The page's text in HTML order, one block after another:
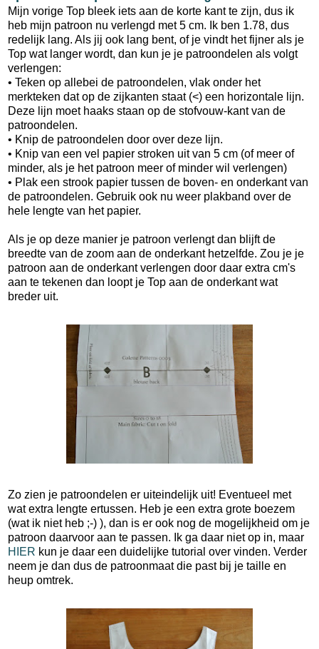
Mijn vorige Top bleek iets aan de korte kant te zijn, dus ik
heb mijn patroon nu verlengd met 5 cm. Ik ben 1.78, dus
redelijk lang. Als jij ook lang bent, of je vindt het fijner als je
Top wat langer wordt, dan kun je je patroondelen als volgt
verlengen:
• Teken op allebei de patroondelen, vlak onder het
merkteken dat op de zijkanten staat (<) een horizontale lijn.
Deze lijn moet haaks staan op de stofvouw-kant van de
patroondelen.
• Knip de patroondelen door over deze lijn.
• Knip van een vel papier stroken uit van 5 cm (of meer of
minder, als je het patroon meer of minder wil verlengen)
• Plak een strook papier tussen de boven- en onderkant van
de patroondelen. Gebruik ook nu weer plakband over de
hele lengte van het papier.
Als je op deze manier je patroon verlengt dan blijft de
breedte van de zoom aan de onderkant hetzelfde. Zou je je
patroon aan de onderkant verlengen door daar extra cm's
aan te tekenen dan loopt je Top aan de onderkant wat
breder uit.
Zo zien je patroondelen er uiteindelijk uit! Eventueel met
wat extra lengte ertussen. Heb je een extra grote boezem
(wat ik niet heb ;-) ), dan is er ook nog de mogelijkheid om je
patroon daarvoor aan te passen. Ik ga daar niet op in, maar
HIER kun je daar een duidelijke tutorial over vinden. Verder
neem je dan dus de patroonmaat die past bij je taille en
heup omtrek.